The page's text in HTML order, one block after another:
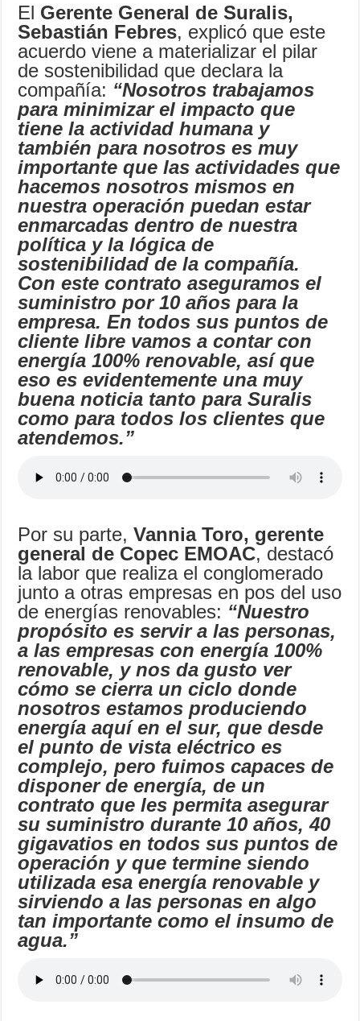
El Gerente General de Suralis,
Sebastián Febres, explicó que este
acuerdo viene a materializar el pilar
de sostenibilidad que declara la
compañía: “Nosotros trabajamos
para minimizar el impacto que
tiene la actividad humana y
también para nosotros es muy
importante que las actividades que
hacemos nosotros mismos en
nuestra operación puedan estar
enmarcadas dentro de nuestra
política y la lógica de
sostenibilidad de la compañía.
Con este contrato aseguramos el
suministro por 10 años para la
empresa. En todos sus puntos de
cliente libre vamos a contar con
energía 100% renovable, así que
eso es evidentemente una muy
buena noticia tanto para Suralis
como para todos los clientes que
atendemos.”
Por su parte,Vannia Toro, gerente
general de Copec EMOAC, destacó
la labor que realiza el conglomerado
junto a otras empresas en pos del uso
de energías renovables: “Nuestro
propósito es servir a las personas,
a las empresas con energía 100%
renovable, y nos da gusto ver
cómo se cierra un ciclo donde
nosotros estamos produciendo
energía aquí en el sur, que desde
el punto de vista eléctrico es
complejo, pero fuimos capaces de
disponer de energía, de un
contrato que les permita asegurar
su suministro durante 10 años, 40
gigavatios en todos sus puntos de
operación y que termine siendo
utilizada esa energía renovable y
sirviendo a las personas en algo
tan importante como el insumo de
agua.”